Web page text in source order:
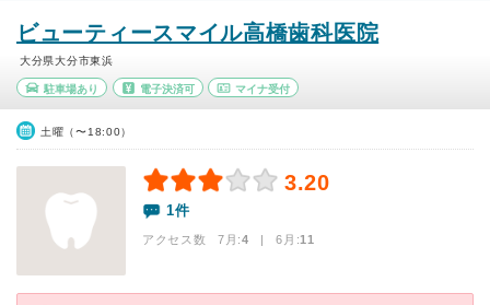
ビューティースマイル高橋歯科医院
大分県大分市東浜
駐車場あり 電子決済可 マイナ受付
土曜（〜18:00）
3.20
1件
アクセス数 7月:4 | 6月:11